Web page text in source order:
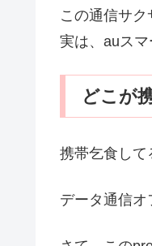
この通信サク
実は、auスマ
どこが
携帯乞食して
データ通信オ